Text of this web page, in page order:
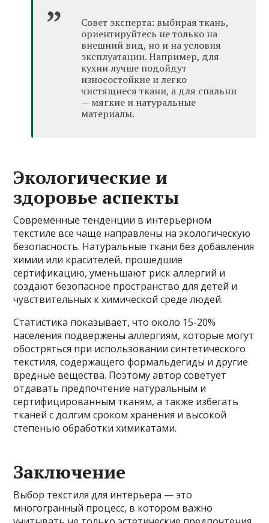
Совет эксперта: выбирая ткань,
ориентируйтесь не только на
внешний вид, но и на условия
эксплуатации. Например, для
кухни лучше подойдут
износостойкие и легко
чистящиеся ткани, а для спальни
— мягкие и натуральные
материалы.
Экологические и
здоровье аспекты
Современные тенденции в интерьерном
текстиле все чаще направлены на экологическую
безопасность. Натуральные ткани без добавления
химии или красителей, прошедшие
сертификацию, уменьшают риск аллергий и
создают безопасное пространство для детей и
чувствительных к химической среде людей.
Статистика показывает, что около 15-20%
населения подвержены аллергиям, которые могут
обостряться при использовании синтетического
текстиля, содержащего формальдегиды и другие
вредные вещества. Поэтому автор советует
отдавать предпочтение натуральным и
сертифицированным тканям, а также избегать
тканей с долгим сроком хранения и высокой
степенью обработки химикатами.
Заключение
Выбор текстиля для интерьера — это
многогранный процесс, в котором важно